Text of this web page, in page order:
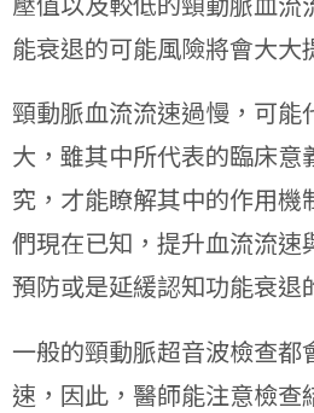
能衰退的可能風險將會大大
頸動脈血流流速過慢，可能
大，雖其中所代表的臨床意
究，才能瞭解其中的作用機
們現在已知，提升血流流速
預防或是延緩認知功能衰退
一般的頸動脈超音波檢查都
速，因此，醫師能注意檢查